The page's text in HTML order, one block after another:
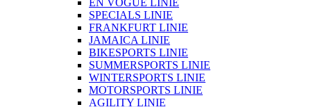
EN VOGUE LINIE
SPECIALS LINIE
FRANKFURT LINIE
JAMAICA LINIE
BIKESPORTS LINIE
SUMMERSPORTS LINIE
WINTERSPORTS LINIE
MOTORSPORTS LINIE
AGILITY LINIE